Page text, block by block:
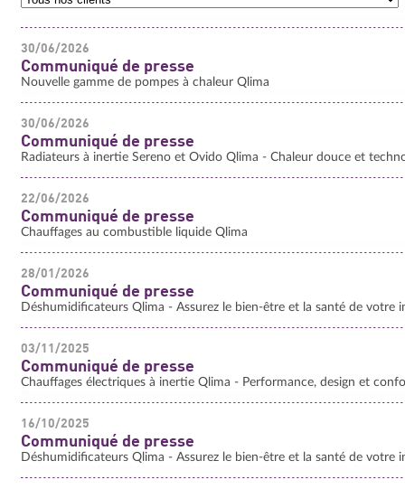
30/06/2026
Communiqué de presse
Nouvelle gamme de pompes à chaleur Qlima
30/06/2026
Communiqué de presse
Radiateurs à inertie Sereno et Ovido Qlima - Chaleur douce et
22/06/2026
Communiqué de presse
Chauffages au combustible liquide Qlima
28/01/2026
Communiqué de presse
Déshumidificateurs Qlima - Assurez le bien-être et la santé de votre
03/11/2025
Communiqué de presse
Chauffages électriques à inertie Qlima - Performance, design et
16/10/2025
Communiqué de presse
Déshumidificateurs Qlima - Assurez le bien-être et la santé de votre